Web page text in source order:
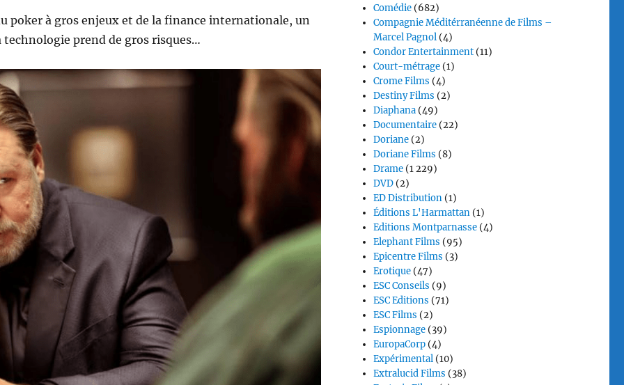
poker à gros enjeux et de la finance internationale, un
prend de gros risques…
Comédie (682)
Compagnie Méditérranéenne de Films –
Marcel Pagnol (4)
Condor Entertainment (11)
Court-métrage (1)
Crome Films (4)
Destiny Films (2)
Diaphana (49)
Documentaire (22)
Doriane (2)
Doriane Films (8)
Drame (1 229)
DVD (2)
ED Distribution (1)
Éditions L'Harmattan (1)
Editions Montparnasse (4)
Elephant Films (95)
Epicentre Films (3)
Erotique (47)
ESC Conseils (9)
ESC Editions (71)
ESC Films (2)
Espionnage (39)
EuropaCorp (4)
Expérimental (10)
Extralucid Films (38)